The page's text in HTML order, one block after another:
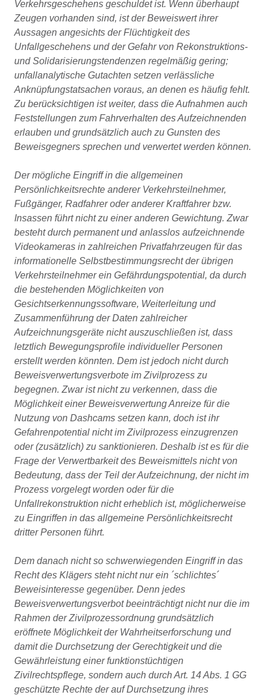
Verkehrsgeschehens geschuldet ist. Wenn überhaupt
Zeugen vorhanden sind, ist der Beweiswert ihrer
Aussagen angesichts der Flüchtigkeit des
Unfallgeschehens und der Gefahr von Rekonstruktions-
und Solidarisierungstendenzen regelmäßig gering;
unfallanalytische Gutachten setzen verlässliche
Anknüpfungstatsachen voraus, an denen es häufig fehlt.
Zu berücksichtigen ist weiter, dass die Aufnahmen auch
Feststellungen zum Fahrverhalten des Aufzeichnenden
erlauben und grundsätzlich auch zu Gunsten des
Beweisgegners sprechen und verwertet werden können.
Der mögliche Eingriff in die allgemeinen
Persönlichkeitsrechte anderer Verkehrsteilnehmer,
Fußgänger, Radfahrer oder anderer Kraftfahrer bzw.
Insassen führt nicht zu einer anderen Gewichtung. Zwar
besteht durch permanent und anlasslos aufzeichnende
Videokameras in zahlreichen Privatfahrzeugen für das
informationelle Selbstbestimmungsrecht der übrigen
Verkehrsteilnehmer ein Gefährdungspotential, da durch
die bestehenden Möglichkeiten von
Gesichtserkennungssoftware, Weiterleitung und
Zusammenführung der Daten zahlreicher
Aufzeichnungsgeräte nicht auszuschließen ist, dass
letztlich Bewegungsprofile individueller Personen
erstellt werden könnten. Dem ist jedoch nicht durch
Beweisverwertungsverbote im Zivilprozess zu
begegnen. Zwar ist nicht zu verkennen, dass die
Möglichkeit einer Beweisverwertung Anreize für die
Nutzung von Dashcams setzen kann, doch ist ihr
Gefahrenpotential nicht im Zivilprozess einzugrenzen
oder (zusätzlich) zu sanktionieren. Deshalb ist es für die
Frage der Verwertbarkeit des Beweismittels nicht von
Bedeutung, dass der Teil der Aufzeichnung, der nicht im
Prozess vorgelegt worden oder für die
Unfallrekonstruktion nicht erheblich ist, möglicherweise
zu Eingriffen in das allgemeine Persönlichkeitsrecht
dritter Personen führt.
Dem danach nicht so schwerwiegenden Eingriff in das
Recht des Klägers steht nicht nur ein ´schlichtes´
Beweisinteresse gegenüber. Denn jedes
Beweisverwertungsverbot beeinträchtigt nicht nur die im
Rahmen der Zivilprozessordnung grundsätzlich
eröffnete Möglichkeit der Wahrheitserforschung und
damit die Durchsetzung der Gerechtigkeit und die
Gewährleistung einer funktionstüchtigen
Zivilrechtspflege, sondern auch durch Art. 14 Abs. 1 GG
geschützte Rechte der auf Durchsetzung ihres